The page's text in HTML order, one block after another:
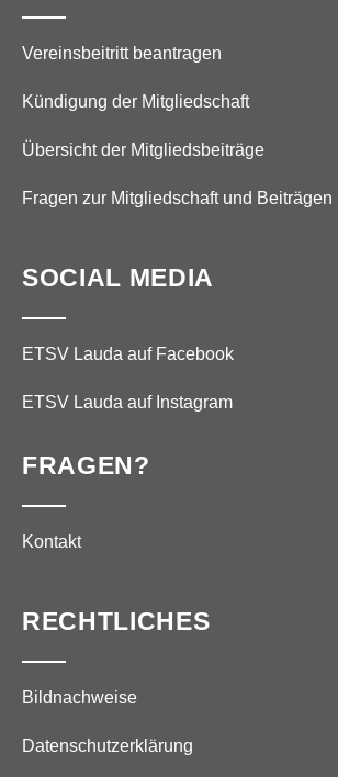
Vereinsbeitritt beantragen
Kündigung der Mitgliedschaft
Übersicht der Mitgliedsbeiträge
Fragen zur Mitgliedschaft und Beiträgen
SOCIAL MEDIA
ETSV Lauda auf Facebook
ETSV Lauda auf Instagram
FRAGEN?
Kontakt
RECHTLICHES
Bildnachweise
Datenschutzerklärung